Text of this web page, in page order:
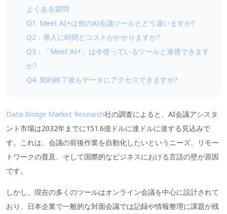
よくある質問
Q1. Meet AI+は他のAI会議ツールとどう違いますか?
Q2：導入に時間とコストがかかりますか?
Q3：「Meet AI+」は今使っているツールと連携できます
か?
Q4. 契約終了後もデータにアクセスできますか?
Data Bridge Market Research社の調査によると、AI会議アシスタ
ント市場は2032年までに151.6億ドルに達ドルに達する見込みで
す。これは、会議の前後作業を自動化したいというニーズ、リモー
トワークの普及、そして国際的なビジネスにおける言語の壁が原因
です。
しかし、現在の多くのツールはオンライン会議を中心に設計されて
おり、日本企業で一般的な対面会議では記録や情報整理に課題が残